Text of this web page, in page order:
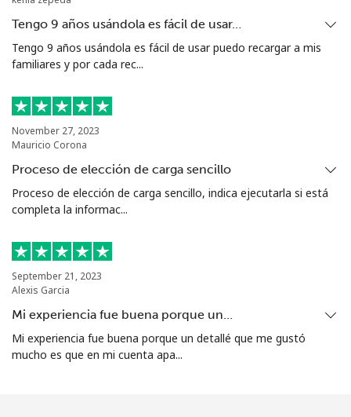
Niue
All
country
⁦305.9c⁩ 3 min por ⁦$10⁩ -
Norfolk Island
All
North Korea
All
country
⁦109.9c⁩
Línea fija ⁦1.5c⁩ 665 min por ⁦$10⁩
Tengo 9 años usándola es fácil de usar…
Tengo 9 años usándola es fácil de usar puedo recargar a mis
familiares y por cada rec...
November 27, 2023
Mauricio Corona
Proceso de elección de carga sencillo
Proceso de elección de carga sencillo, indica ejecutarla si está
completa la informac...
September 21, 2023
Alexis Garcia
Mi experiencia fue buena porque un…
Mi experiencia fue buena porque un detallé que me gustó
mucho es que en mi cuenta apa...